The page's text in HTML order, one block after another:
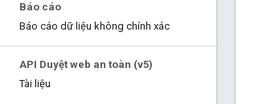
Báo cáo
Báo cáo dữ liệu không chính xác
API Duyệt web an toàn (v5)
Tài liệu